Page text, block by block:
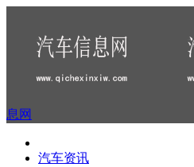
息网
汽车资讯